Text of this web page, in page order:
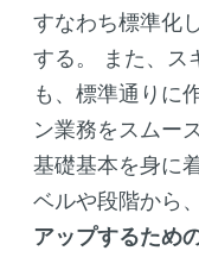
すなわち標準化
する。
また、ス
も、標準通りに
ン業務をスムー
基礎基本を身に
ベルや段階から、
アップするため